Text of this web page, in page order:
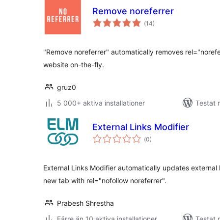
Remove noreferrer
(Totalt
antal
14)
"Remove noreferrer" automatically removes
website on-the-fly.
gruz0
5 000+ aktiva installationer
Testat
External Links Modifier
(Totalt
antal
0)
External Links Modifier automatically updates
new tab with rel="nofollow noreferrer".
Prabesh Shrestha